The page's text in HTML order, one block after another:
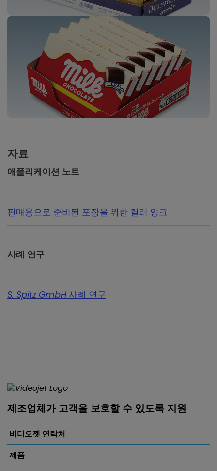
자료
애플리케이션 노트
판매용으로 준비된 포장을 위한 컬러 잉크
사례 연구
S. Spitz GmbH 사례 연구
제조업체가 고객을 보호할 수 있도록 지원
비디오젯 연락처
제품